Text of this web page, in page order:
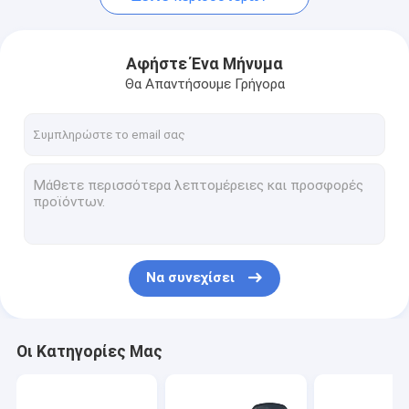
Αφήστε Ένα Μήνυμα
Θα Απαντήσουμε Γρήγορα
Να συνεχίσει
Οι Κατηγορίες Μας